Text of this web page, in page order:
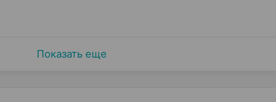
Показать еще